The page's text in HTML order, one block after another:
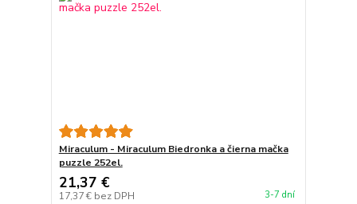
Miraculum - Miraculum Biedronka a čierna mačka
puzzle 252el.
21,37 €
17,37 € bez DPH 3-7 dní